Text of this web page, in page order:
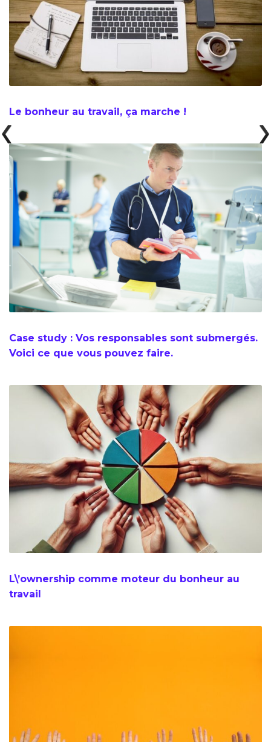
Le bonheur au travail, ça marche !
Case study : Vos responsables sont submergés.
Voici ce que vous pouvez faire.
L\’ownership comme moteur du bonheur au
travail